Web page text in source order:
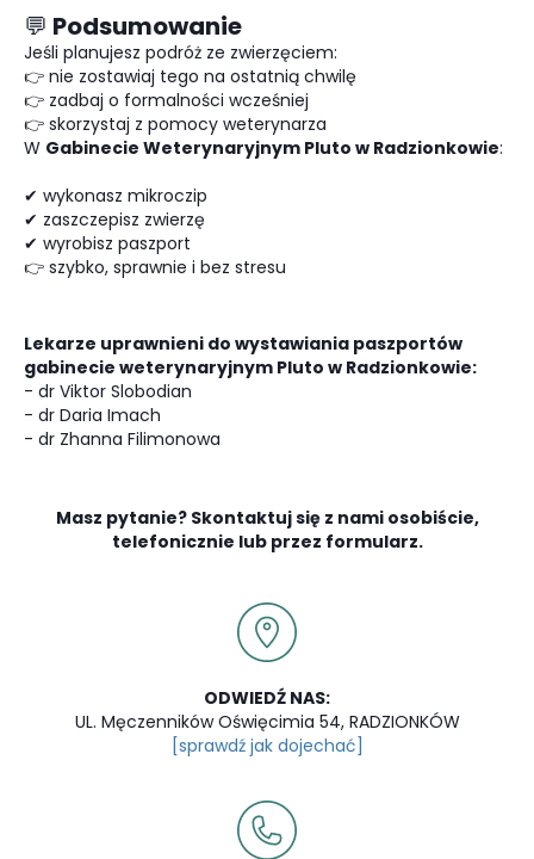
💬 Podsumowanie
Jeśli planujesz podróż ze zwierzęciem:
👉 nie zostawiaj tego na ostatnią chwilę
👉 zadbaj o formalności wcześniej
👉 skorzystaj z pomocy weterynarza
W Gabinecie Weterynaryjnym Pluto w Radzionkowie:
✔ wykonasz mikroczip
✔ zaszczepisz zwierzę
✔ wyrobisz paszport
👉 szybko, sprawnie i bez stresu
Lekarze uprawnieni do wystawiania paszportów
gabinecie weterynaryjnym Pluto w Radzionkowie:
- dr Viktor Slobodian
- dr Daria Imach
- dr Zhanna Filimonowa
ODWIEDŹ NAS:
UL. Męczenników Oświęcimia 54, RADZIONKÓW
[sprawdź jak dojechać]
Masz pytanie? Skontaktuj się z nami osobiście,
telefonicznie lub przez formularz.